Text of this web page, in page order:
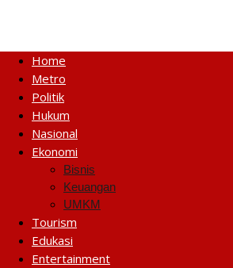
Home
Metro
Politik
Hukum
Nasional
Ekonomi
Bisnis
Keuangan
UMKM
Tourism
Edukasi
Entertainment